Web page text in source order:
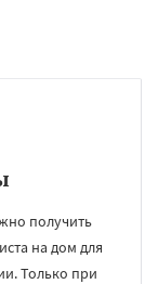
получить
на дом для
Только при